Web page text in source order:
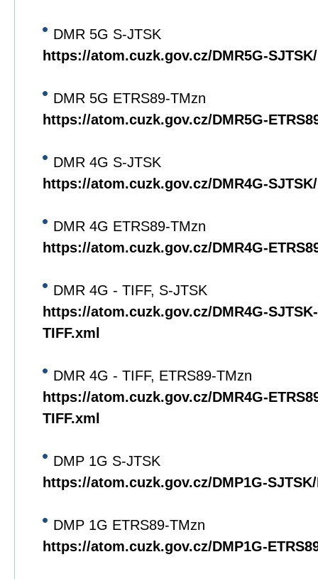
DMR 5G S-JTSK
https://atom.cuzk.gov.cz/DMR5G-
DMR 5G ETRS89-TMzn
https://atom.cuzk.gov.cz/DMR5G-
DMR 4G S-JTSK
https://atom.cuzk.gov.cz/DMR4G-
DMR 4G ETRS89-TMzn
https://atom.cuzk.gov.cz/DMR4G-
DMR 4G - TIFF, S-JTSK
https://atom.cuzk.gov.cz/DMR4G-
TIFF.xml
DMR 4G - TIFF, ETRS89-TMzn
https://atom.cuzk.gov.cz/DMR4G-
TIFF.xml
DMP 1G S-JTSK
https://atom.cuzk.gov.cz/DMP1G-
DMP 1G ETRS89-TMzn
https://atom.cuzk.gov.cz/DMP1G-